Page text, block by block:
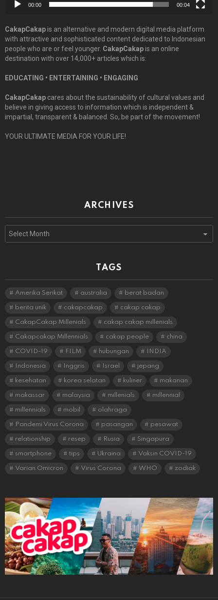
00:00 00:04
CakapCakapis an alternative and modern digital media platform
with attractive and sophisticated content dedicated to Indonesian
people who are or feel younger. CakapCakapis an online
destination with over 14,000+ articles which is:
EDUCATING • ENTERTAINING • ENGAGING
CakapCakap cares about the sustainability of cultural values and
believe in giving access to information which is independent &
impartial, transparent & balanced. So, be part of the movement!
YOUR ULTIMATE MEDIA FOR YOUR LIFE!
ARCHIVES
Archives
TAGS
Amerika Serikat australia berat badan
berita unik cakapcakap cakap cakap
CakapCakap Millenials cakap cakap millenials
Cakapcakap Millennials cakap people china
COVID-19 FILM hubungan INDIA
Indonesia Inggris Israel jepang
kesehatan korea selatan kuliner makanan
makassar malaysia millenials millennial
millennials mobil olahraga
Pandemi Virus Corona pasangan pesawat
relationship resep Rusia Singapura
smartphone tips Ukraina Vaksin COVID-19
Varian Omicron Virus Corona WHO zodiak